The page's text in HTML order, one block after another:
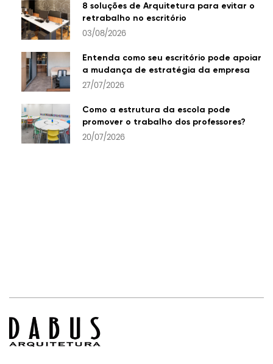
8 soluções de Arquitetura para evitar o
retrabalho no escritório
03/08/2026
Entenda como seu escritório pode apoiar
a mudança de estratégia da empresa
27/07/2026
Como a estrutura da escola pode
promover o trabalho dos professores?
20/07/2026